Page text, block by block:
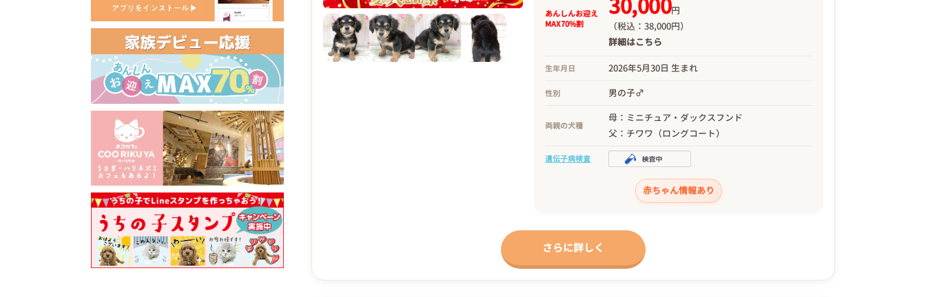
あんしんお迎え
MAX70%割
30,000円
（税込：38,000円）
詳細はこちら
生年月日 2026年5月30日 生まれ
性別 男の子♂
両親の犬種
母：ミニチュア・ダックスフンド
父：チワワ（ロングコート）
遺伝子病検査
赤ちゃん情報あり
さらに詳しく